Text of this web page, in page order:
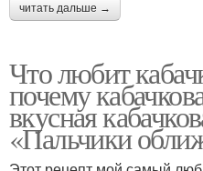
читать дальше →
Что любит
почему
вкусная
«Пальчики